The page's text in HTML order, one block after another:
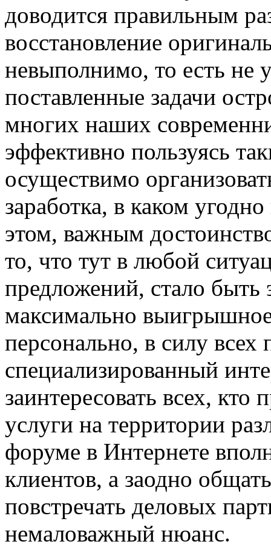
доводится правильным
восстановление
невыполнимо, то есть не
поставленные задачи
многих наших
эффективно пользуясь
осуществимо
заработка, в каком
этом, важным
то, что тут в любой
предложений, стало быть
максимально
персонально, в силу
специализированный
заинтересовать всех, кто
услуги на территории
форуме в Интернете
клиентов, а заодно
повстречать деловых
немаловажный нюанс.